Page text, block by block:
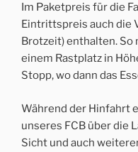
Im Paketpreis für die
Eintrittspreis auch die
Brotzeit) enthalten.
einem Rastplatz in
Stopp, wo dann das
Während der Hinfahrt
unseres FCB über die
Sicht und auch